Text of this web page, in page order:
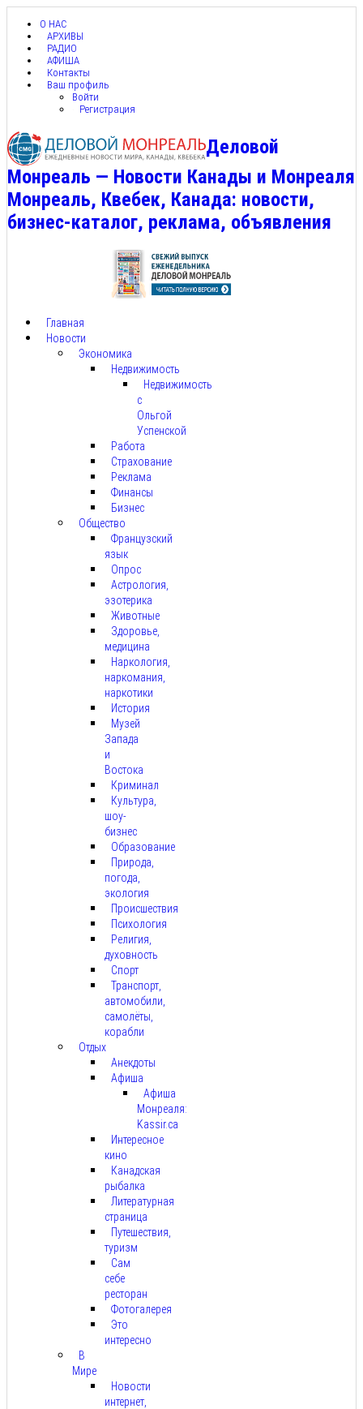
О НАС
АРХИВЫ
РАДИО
АФИША
Контакты
Ваш профиль
Войти
Регистрация
Деловой
Монреаль — Новости Канады и Монреаля
Монреаль, Квебек, Канада: новости,
бизнес-каталог, реклама, объявления
Главная
Новости
Экономика
Недвижимость
Недвижимость
с
Ольгой
Успенской
Работа
Страхование
Реклама
Финансы
Бизнес
Общество
Французский
язык
Опрос
Астрология,
эзотерика
Животные
Здоровье,
медицина
Наркология,
наркомания,
наркотики
История
Музей
Запада
и
Востока
Криминал
Культура,
шоу-
бизнес
Образование
Природа,
погода,
экология
Происшествия
Психология
Религия,
духовность
Спорт
Транспорт,
автомобили,
самолёты,
корабли
Отдых
Анекдоты
Афиша
Афиша
Монреаля:
Kassir.ca
Интересное
кино
Канадская
рыбалка
Литературная
страница
Путешествия,
туризм
Сам
себе
ресторан
Фотогалерея
Это
интересно
В
Мире
Новости
интернет,